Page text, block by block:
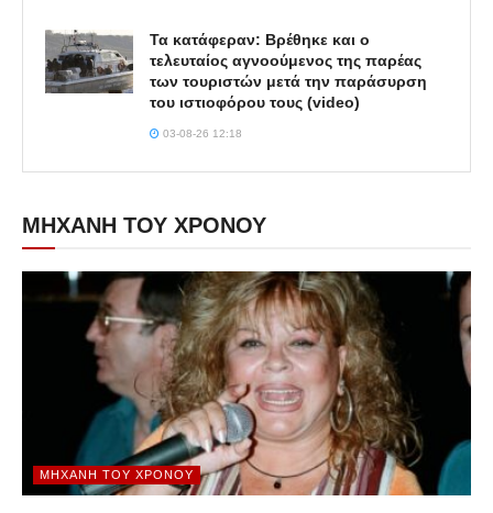
Τα κατάφεραν: Βρέθηκε και ο
τελευταίος αγνοούμενος της παρέας
των τουριστών μετά την παράσυρση
του ιστιοφόρου τους (video)
03-08-26 12:18
ΜΗΧΑΝΗ ΤΟΥ ΧΡΟΝΟΥ
ΜΗΧΑΝΉ ΤΟΥ ΧΡΌΝΟΥ